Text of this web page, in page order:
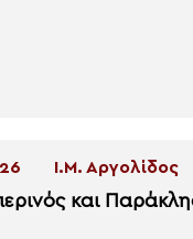
Ι.Μ. Αργολίδος
και